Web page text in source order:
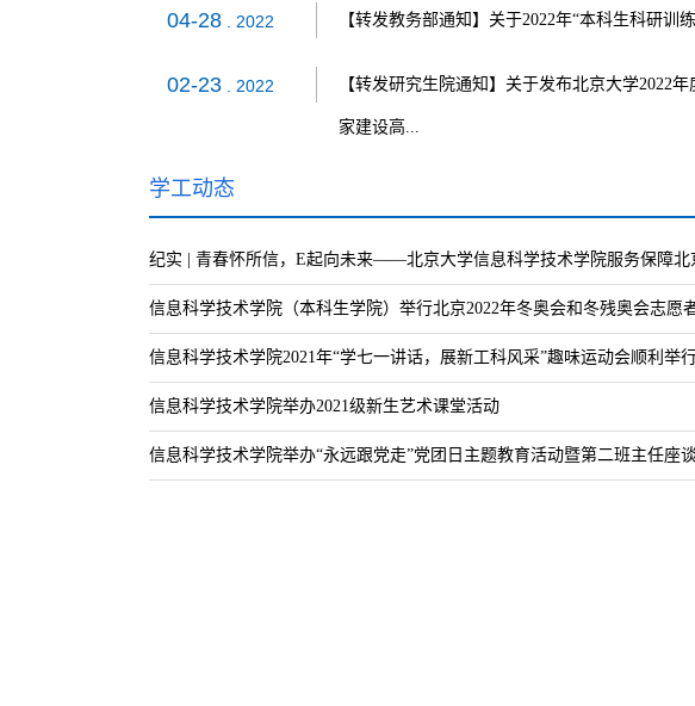
2021年IEEE认知发展机器人国际会议开
04-28. 2022 【转发教务部通知】关于2022年“本科生科研训
02-23. 2022 【转发研究生院通知】关于发布北京大学2022
家建设高...
学工动态
纪实 | 青春怀所信，E起向未来——北京大学信息科学技术学院服务保障北
信息科学技术学院（本科生学院）举行北京2022年冬奥会和冬残奥会志愿
信息科学技术学院2021年“学七一讲话，展新工科风采”趣味运动会顺利举
信息科学技术学院举办2021级新生艺术课堂活动
信息科学技术学院举办“永远跟党走”党团日主题教育活动暨第二班主任座